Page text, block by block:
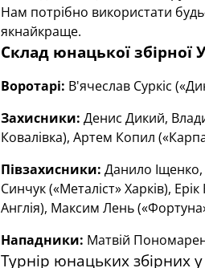
Нам потрібно використати
якнайкраще.
Склад юнацької збірної
Воротарі: В'ячеслав Суркіс
Захисники: Денис Дикий,
Ковалівка), Артем Копил
Півзахисники: Данило
Синчук («Металіст» Харків),
Англія), Максим Лень
Нападники: Матвій
Турнір юнацьких збірних